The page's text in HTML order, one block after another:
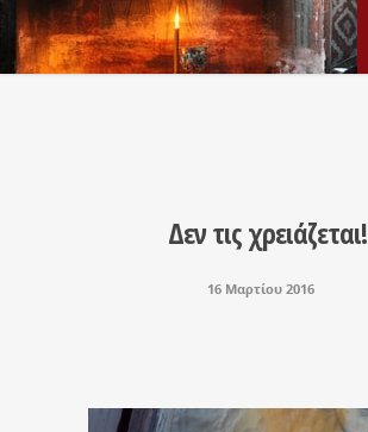
Δεν τις χρειάζεται!
16 Μαρτίου 2016